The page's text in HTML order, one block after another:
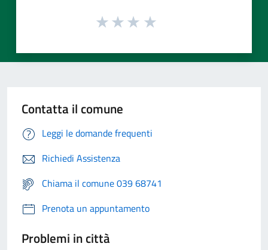
Contatta il comune
Leggi le domande frequenti
Richiedi Assistenza
Chiama il comune 039 68741
Prenota un appuntamento
Problemi in città